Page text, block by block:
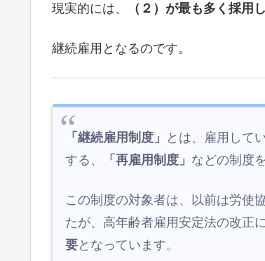
現実的には、 （２）が最も多く採用
継続雇用となるのです。
「継続雇用制度」
とは、雇用して
する、
「再雇用制度」 などの制度
この制度の対象者は、以前は労使
たが、高年齢者雇用安定法の改正
要となっています。